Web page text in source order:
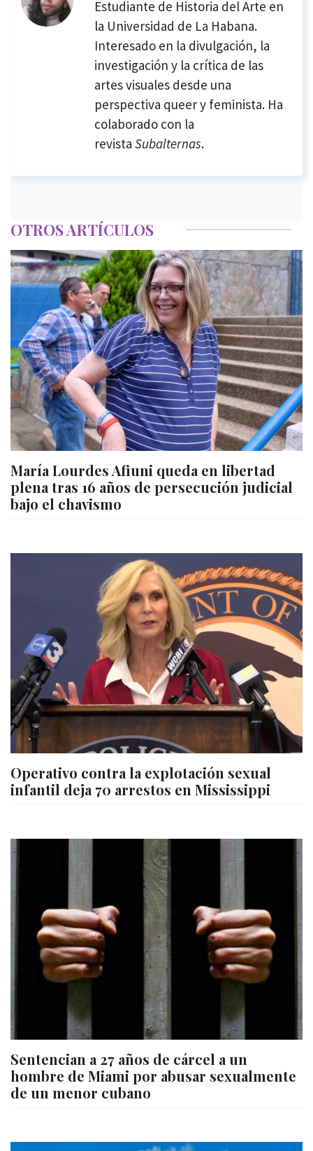
Estudiante de Historia del Arte en
la Universidad de La Habana.
Interesado en la divulgación, la
investigación y la crítica de las
artes visuales desde una
perspectiva queer y feminista. Ha
colaborado con la
revista Subalternas.
OTROS ARTÍCULOS
María Lourdes Afiuni queda en libertad
plena tras 16 años de persecución judicial
bajo el chavismo
Operativo contra la explotación sexual
infantil deja 70 arrestos en Mississippi
Sentencian a 27 años de cárcel a un
hombre de Miami por abusar sexualmente
de un menor cubano